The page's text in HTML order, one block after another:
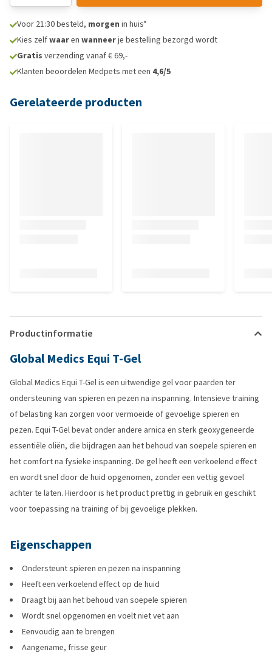
Voor 21:30 besteld, morgen in huis*
Kies zelfwaaren wanneerje bestelling bezorgd wordt
Gratis verzending vanaf € 69,-
Klanten beoordelen Medpets met een 4,6/5
Gerelateerde producten
Productinformatie
Global Medics Equi T-Gel
Global Medics Equi T-Gel is een uitwendige gel voor paarden ter
ondersteuning van spieren en pezen na inspanning. Intensieve training
of belasting kan zorgen voor vermoeide of gevoelige spieren en
pezen. Equi T-Gel bevat onder andere arnica en sterk geoxygeneerde
essentiële oliën, die bijdragen aan het behoud van soepele spieren en
het comfort na fysieke inspanning. De gel heeft een verkoelend effect
en wordt snel door de huid opgenomen, zonder een vettig gevoel
achter te laten. Hierdoor is het product prettig in gebruik en geschikt
voor toepassing na training of bij gevoelige plekken.
Eigenschappen
Ondersteunt spieren en pezen na inspanning
Heeft een verkoelend effect op de huid
Draagt bij aan het behoud van soepele spieren
Wordt snel opgenomen en voelt niet vet aan
Eenvoudig aan te brengen
Aangename, frisse geur